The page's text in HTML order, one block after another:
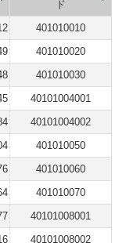
ド
401010010
401010020
401010030
40101004001
40101004002
401010050
401010060
401010070
40101008001
40101008002